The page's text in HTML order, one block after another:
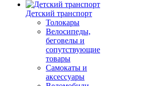
Детский транспорт
Толокары
Велосипеды,
беговелы и
сопутствующие
товары
Самокаты и
аксессуары